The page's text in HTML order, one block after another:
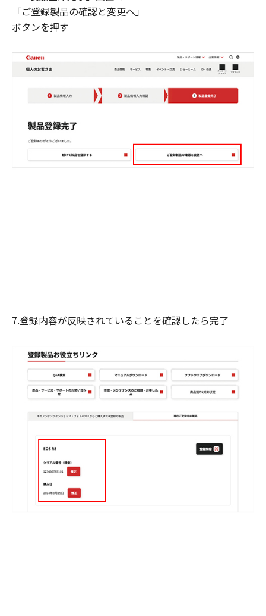
「ご登録製品の確認と変更へ」
ボタンを押す
7.登録内容が反映されていることを確認したら完了